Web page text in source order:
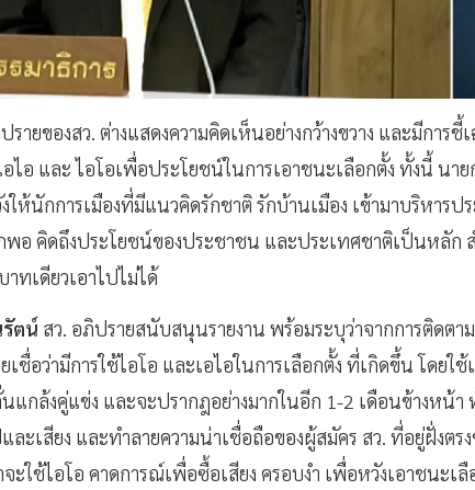
รายของสว. ต่างแสดงความคิดเห็นอย่างกว้างขวาง และมีการชี้
ไอ และ ไอโอเพื่อประโยชน์ในการเอาชนะเลือกตั้ง ทั้งนี้ นา
ห้นักการเมืองที่มีแนวคิดรักชาติ รักบ้านเมือง เข้ามาบริหารป
พอ คิดถึงประโยชน์ของประชาชน และประเทศชาติเป็นหลัก
ทเดียวเอาไปไม่ได้
ตน์ สว. อภิปรายสนับสนุนรายงาน พร้อมระบุว่าจากการติดตา
ชื่อว่ามีการใช้ไอโอ และเอไอในการเลือกตั้ง ที่เกิดขึ้น โดยใ
แกล้งคู่แข่ง และจะปรากฎอย่างมากในอีก 1-2 เดือนข้างหน้า
ะเสียง และทำลายความน่าเชื่อถือของผู้สมัคร สว. ที่อยู่ฝั่งตร
ะใช้ไอโอ คาดการณ์เพื่อซื้อเสียง ครอบงำ เพื่อหวังเอาชนะเลื